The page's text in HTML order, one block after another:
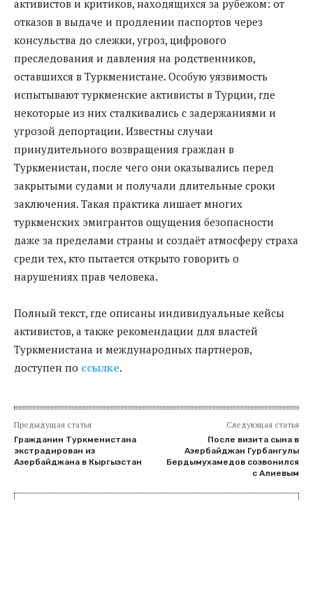
активистов и критиков, находящихся за рубежом: от
отказов в выдаче и продлении паспортов через
консульства до слежки, угроз, цифрового
преследования и давления на родственников,
оставшихся в Туркменистане. Особую уязвимость
испытывают туркменские активисты в Турции, где
некоторые из них сталкивались с задержаниями и
угрозой депортации. Известны случаи
принудительного возвращения граждан в
Туркменистан, после чего они оказывались перед
закрытыми судами и получали длительные сроки
заключения. Такая практика лишает многих
туркменских эмигрантов ощущения безопасности
даже за пределами страны и создаёт атмосферу страха
среди тех, кто пытается открыто говорить о
нарушениях прав человека.
Полный текст, где описаны индивидуальные кейсы
активистов, а также рекомендации для властей
Туркменистана и международных партнеров,
доступен по ссылке.
Предыдущая статья
Гражданин Туркменистана
экстрадирован из
Азербайджана в Кыргызстан
Следующая статья
После визита сына в
Азербайджан Гурбангулы
Бердымухамедов созвонился
с Алиевым